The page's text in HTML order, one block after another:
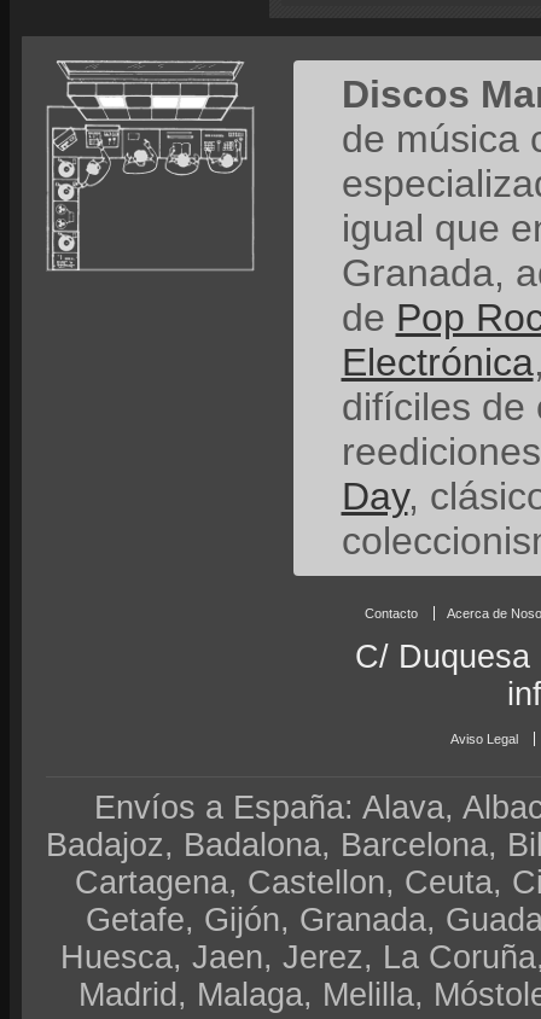
Discos
de música
igual que
Granada,
de Pop
Electrónica
difíciles de
Day,
Contacto Acerca de
C/ Duquesa
Aviso Legal
Envíos a España: Alava,
Badajoz, Badalona, Barcelona,
Cartagena, Castellon, Ceuta,
Getafe, Gijón, Granada,
Huesca, Jaen, Jerez, La
Madrid, Malaga, Melilla,